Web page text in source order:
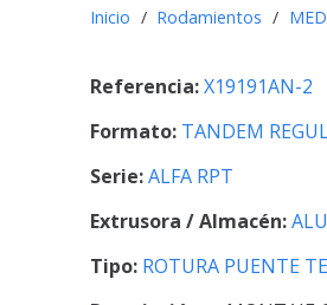
Inicio / Rodamientos /
Referencia:X19191AN-2
Formato: TANDEM
Serie:ALFA RPT
Extrusora / Almacén:
Tipo: ROTURA PUENTE